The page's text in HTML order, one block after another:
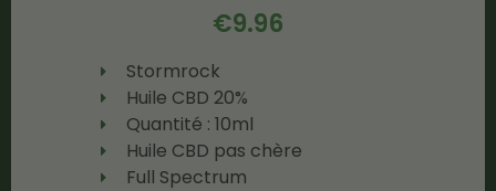
€9.96
Stormrock
Huile CBD 20%
Quantité : 10ml
Huile CBD pas chère
Full Spectrum